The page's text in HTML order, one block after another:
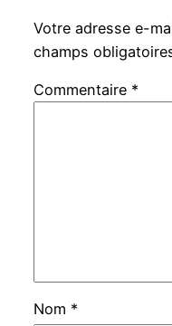
Votre adresse e-
champs
Commentaire *
Nom *